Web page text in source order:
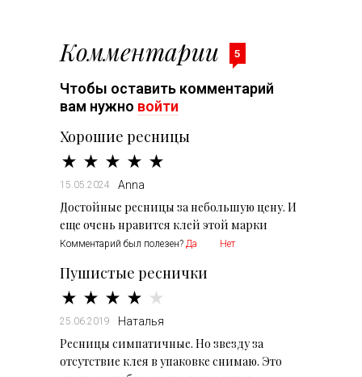
Комментарии 5
Чтобы оставить комментарий
вам нужно войти
Хорошие ресницы
15.05.2024 Anna
Достойные ресницы за небольшую цену. И
еще очень нравится клей этой марки
Комментарий был полезен? Да Нет
Пушистые реснички
25.06.2019 Наталья
Ресницы симпатичные. Но звезду за
отсутствие клея в упаковке снимаю. Это